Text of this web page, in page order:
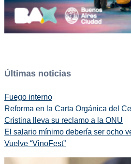
Últimas noticias
Fuego interno
Reforma en la Carta Orgánica del
Cristina lleva su reclamo a la ONU
El salario mínimo debería ser ocho
Vuelve “VinoFest”